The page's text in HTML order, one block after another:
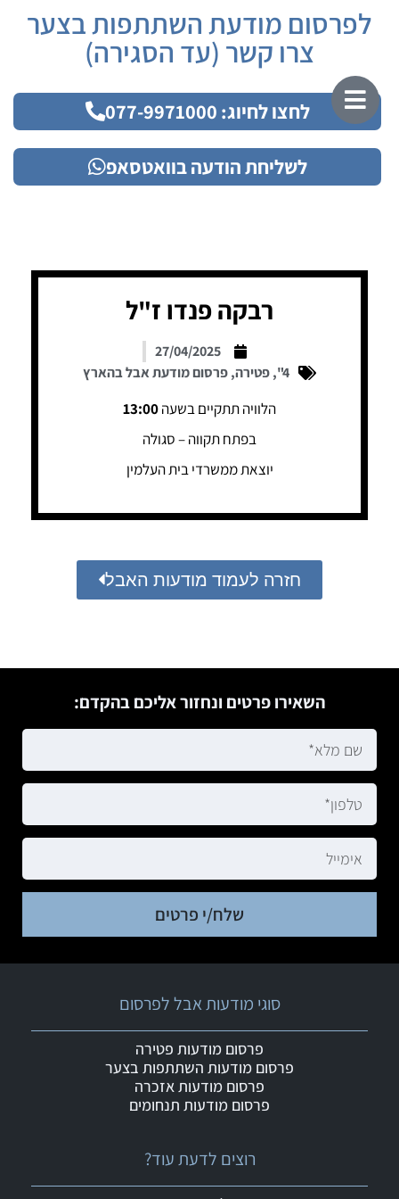
לפרסום מודעת השתתפות בצער
צרו קשר (עד הסגירה)
לחצו לחיוג: 077-9971000
לשליחת הודעה בוואטסאפ
רבקה פנדו ז"ל
27/04/2025
4"
,פטירה,פרסום מודעת אבל בהארץ
הלוויה תתקיים בשעה13:00
בפתח תקווה – סגולה
יוצאת ממשרדי בית העלמין
חזרה לעמוד מודעות האבל
השאירו פרטים ונחזור אליכם בהקדם:
שלח/י פרטים
רוצים לדעת עוד?
סוגי מודעות אבל לפרסום
פרסום מודעות פטירה
פרסום מודעות השתתפות בצער
פרסום מודעות אזכרה
פרסום מודעות תנחומים